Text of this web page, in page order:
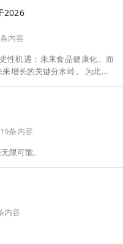
2026
内容
的关键分水岭。 为此，F
野探寻中国机遇、增长解法，
“药食同源”“低GI”“老龄营
势预判、品类创新、未来增长
业提供务实、前瞻的开年创新
条内容
限可能。
内容